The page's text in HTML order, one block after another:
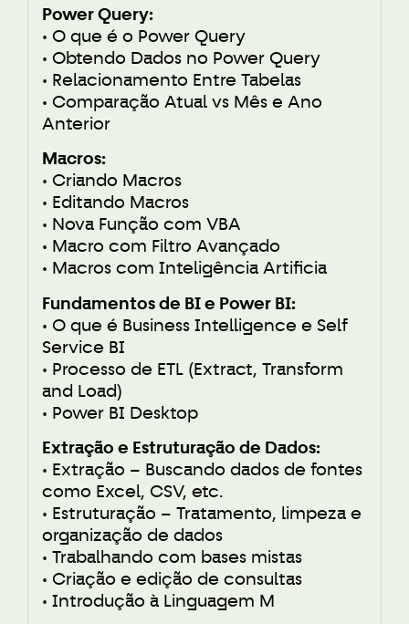
Power Query:
• O que é o Power Query
• Obtendo Dados no Power Query
• Relacionamento Entre Tabelas
• Comparação Atual vs Mês e Ano
Anterior
Macros:
• Criando Macros
• Editando Macros
• Nova Função com VBA
• Macro com Filtro Avançado
• Macros com Inteligência Artificia
Fundamentos de BI e Power BI:
• O que é Business Intelligence e Self
Service BI
• Processo de ETL (Extract, Transform
and Load)
• Power BI Desktop
Extração e Estruturação de Dados:
• Extração – Buscando dados de fontes
como Excel, CSV, etc.
• Estruturação – Tratamento, limpeza e
organização de dados
• Trabalhando com bases mistas
• Criação e edição de consultas
• Introdução à Linguagem M